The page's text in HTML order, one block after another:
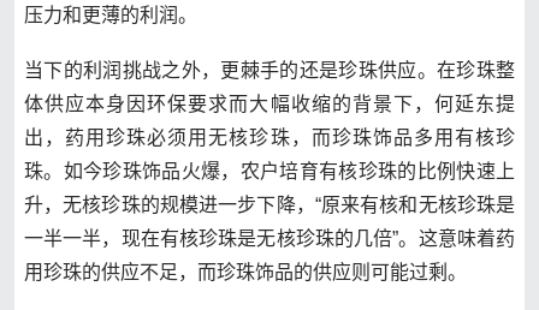
压力和更薄的利润。
当下的利润挑战之外，更棘手的还是珍珠供应。在珍珠整
体供应本身因环保要求而大幅收缩的背景下，何延东提
出，药用珍珠必须用无核珍珠，而珍珠饰品多用有核珍
珠。如今珍珠饰品火爆，农户培育有核珍珠的比例快速上
升，无核珍珠的规模进一步下降，“原来有核和无核珍珠是
一半一半，现在有核珍珠是无核珍珠的几倍”。这意味着药
用珍珠的供应不足，而珍珠饰品的供应则可能过剩。